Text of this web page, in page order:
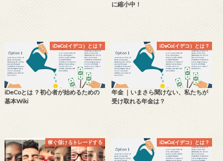
に縮小中！
iDeCo(イデコ）とは？
iDeCoとは ？初心者が始めるための
基本Wiki
iDeCo(イデコ）とは？
年金 ｜いまさら聞けない、私たちが
受け取れる年金は？
稼ぐ儲けるトレードする iDeCo(イデコ）とは？